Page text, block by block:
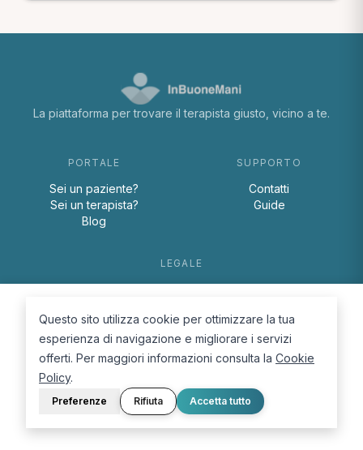
La piattaforma per trovare il terapista giusto, vicino a te.
PORTALE
Sei un paziente?
Sei un terapista?
Blog
SUPPORTO
Contatti
Guide
LEGALE
Cookie Policy
© 2026 D.Lab S.r.l. — InBuoneMani
Questo sito utilizza cookie per ottimizzare la tua
esperienza di navigazione e migliorare i servizi
offerti. Per maggiori informazioni consulta la Cookie
Policy.
Preferenze Rifiuta Accetta tutto